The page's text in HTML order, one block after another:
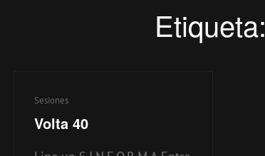
Etiqueta:
Enlaces
de
Sesiones
Volta 40